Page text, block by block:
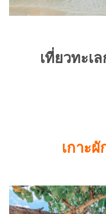
เที่ยวทะเ
เกาะผั